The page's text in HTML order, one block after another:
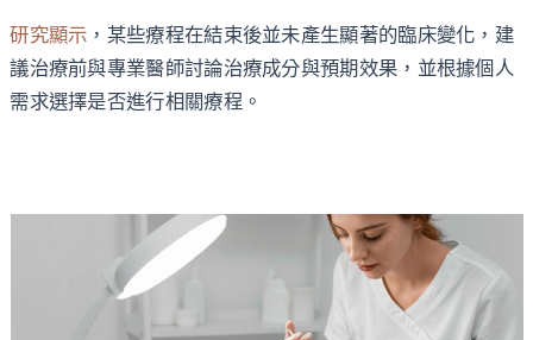
研究顯示 ，某些療程在結束後並未產生顯著的臨床變化，建
議治療前與專業醫師討論治療成分與預期效果，並根據個人
需求選擇是否進行相關療程。